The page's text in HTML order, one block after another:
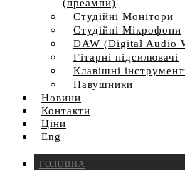
(преампи)
Студійні Монітори
Студійні Мікрофони
DAW (Digital Audio
Гітарні підсилювачі
Клавішні
Навушники
Новини
Контакти
Ціни
Eng
ГОЛОВНА